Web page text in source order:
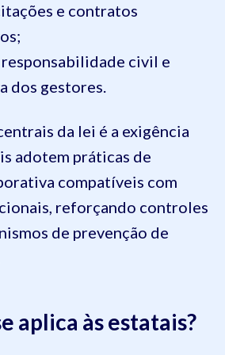
e contratos
responsabilidade civil e
dos gestores.
da lei é a exigência
adotem práticas de
compatíveis com
reforçando controles
de prevenção de
aplica às estatais?